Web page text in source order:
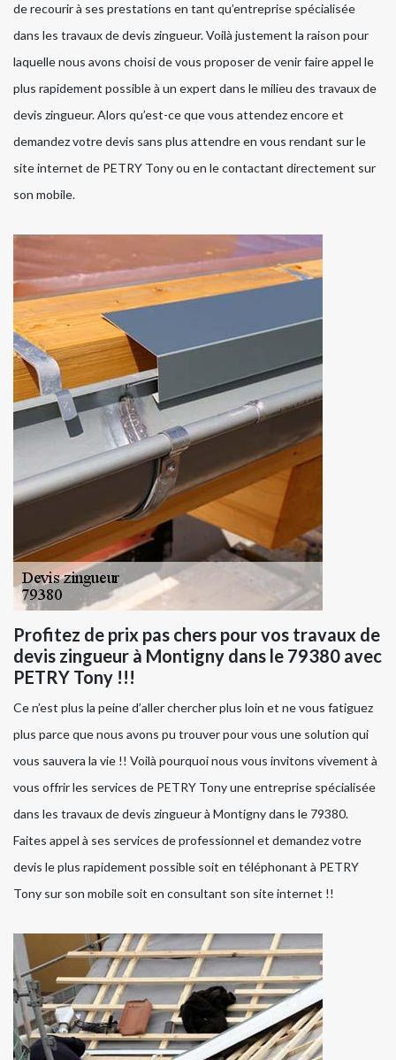
de recourir à ses prestations en tant qu’entreprise spécialisée
dans les travaux de devis zingueur. Voilà justement la raison pour
laquelle nous avons choisi de vous proposer de venir faire appel le
plus rapidement possible à un expert dans le milieu des travaux de
devis zingueur. Alors qu’est-ce que vous attendez encore et
demandez votre devis sans plus attendre en vous rendant sur le
site internet de PETRY Tony ou en le contactant directement sur
son mobile.
Profitez de prix pas chers pour vos travaux de
devis zingueur à Montigny dans le 79380 avec
PETRY Tony !!!
Ce n’est plus la peine d’aller chercher plus loin et ne vous fatiguez
plus parce que nous avons pu trouver pour vous une solution qui
vous sauvera la vie !! Voilà pourquoi nous vous invitons vivement à
vous offrir les services de PETRY Tony une entreprise spécialisée
dans les travaux de devis zingueur à Montigny dans le 79380.
Faites appel à ses services de professionnel et demandez votre
devis le plus rapidement possible soit en téléphonant à PETRY
Tony sur son mobile soit en consultant son site internet !!